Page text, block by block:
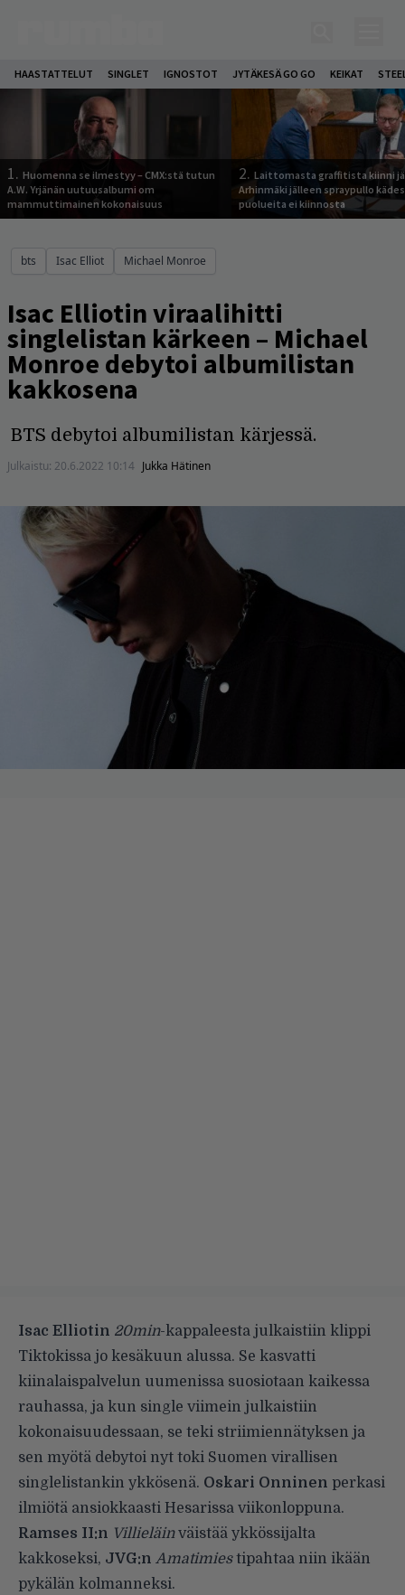
HAASTATTELUT SINGLET IGNOSTOT JYTÄKESÄ GO GO KEIKAT
1. Huomenna se ilmestyy – CMX:stä tutun
A.W. Yrjänän uutuusalbumi om
mammuttimainen kokonaisuus
2. Laittomasta graffitista kiinni
Arhinmäki jälleen spraypullo
puolueita ei kiinnosta
bts Isac Elliot Michael Monroe
Isac Elliotin viraalihitti
singlelistan kärkeen – Michael
Monroe debytoi albumilistan
kakkosena
BTS debytoi albumilistan kärjessä.
Julkaistu: 20.6.2022 10:14 Jukka Hätinen
Isac Elliotin 20min-kappaleesta julkaistiin klippi
Tiktokissa jo kesäkuun alussa. Se kasvatti
kiinalaispalvelun uumenissa suosiotaan kaikessa
rauhassa, ja kun single viimein julkaistiin
kokonaisuudessaan, se teki striimiennätyksen ja
sen myötä debytoi nyt toki Suomen virallisen
singlelistankin ykkösenä. Oskari Onninen perkasi
ilmiötä ansiokkaasti Hesarissa viikonloppuna.
Ramses II:n Villieläinväistää ykkössijalta
kakkoseksi, JVG:n Amatimiestipahtaa niin ikään
pykälän kolmanneksi.